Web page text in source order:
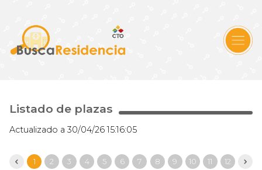
Listado de plazas
Actualizado a 30/04/26 15:16:05
1 2 3 4 5 6 7 8 9 10 11 12